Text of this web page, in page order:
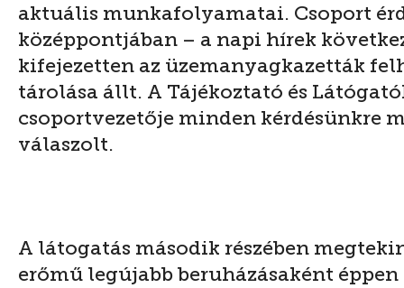
aktuális munkafolyamatai. Csoport
középpontjában – a napi hírek
kifejezetten az üzemanyagkazetták
tárolása állt. A Tájékoztató és
csoportvezetője minden kérdésünkre
válaszolt.
A látogatás második részében
erőmű legújabb beruházásaként